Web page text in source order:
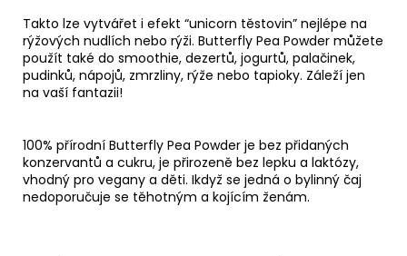
Takto lze vytvářet i efekt “unicorn těstovin” nejlépe na
rýžových nudlích nebo rýži. Butterfly Pea Powder můžete
použít také do smoothie, dezertů, jogurtů, palačinek,
pudinků, nápojů, zmrzliny, rýže nebo tapioky. Záleží jen
na vaší fantazii!
100% přírodní Butterfly Pea Powder je bez přidaných
konzervantů a cukru, je přirozeně bez lepku a laktózy,
vhodný pro vegany a děti. Ikdyž se jedná o bylinný čaj
nedoporučuje se těhotným a kojícím ženám.